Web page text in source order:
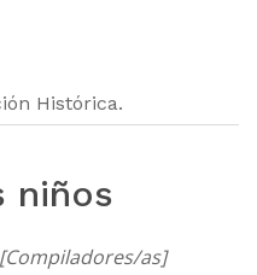
Histórica.
niños
as]